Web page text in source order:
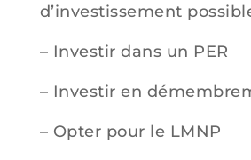
d’investissement
– Investir dans un PER
– Investir en
– Opter pour le LMNP